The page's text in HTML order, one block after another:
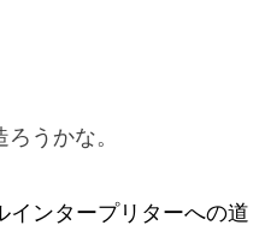
うかな。
インタープリターへの道